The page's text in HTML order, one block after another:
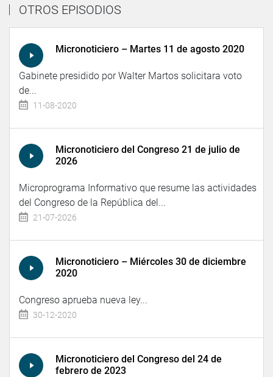
OTROS EPISODIOS
Micronoticiero – Martes 11 de agosto 2020
Gabinete presidido por Walter Martos solicitara voto
de...
11-08-2020
Micronoticiero del Congreso 21 de julio de
2026
Microprograma Informativo que resume las actividades
del Congreso de la República del...
21-07-2026
Micronoticiero – Miércoles 30 de diciembre
2020
Congreso aprueba nueva ley...
30-12-2020
Micronoticiero del Congreso del 24 de
febrero de 2023